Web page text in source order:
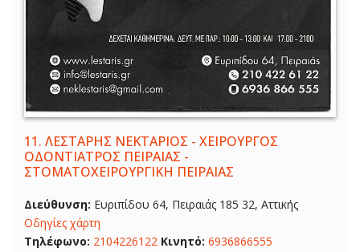
11. ΛΕΣΤΑΡΗΣ ΝΕΚΤΑΡΙΟΣ - ΧΕΙΡΟΥΡΓΟΣ
ΟΔΟΝΤΙΑΤΡΟΣ ΠΕΙΡΑΙΑΣ -
ΣΤΟΜΑΤΟΧΕΙΡΟΥΡΓΙΚΗ ΠΕΙΡΑΙΑΣ
Διεύθυνση: Ευριπίδου 64, Πειραιάς 185 32, Αττικής
Οδηγίες χάρτη
Τηλέφωνο: 2104226122 Κινητό: 6936866555